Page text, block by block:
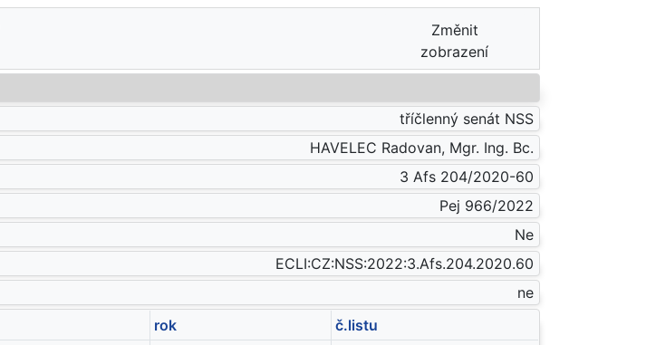
Změnit
zobrazení
tříčlenný senát NSS
HAVELEC Radovan, Mgr. Ing. Bc.
3 Afs 204/2020-60
Pej 966/2022
Ne
ECLI:CZ:NSS:2022:3.Afs.204.2020.60
ne
rok
č.listu